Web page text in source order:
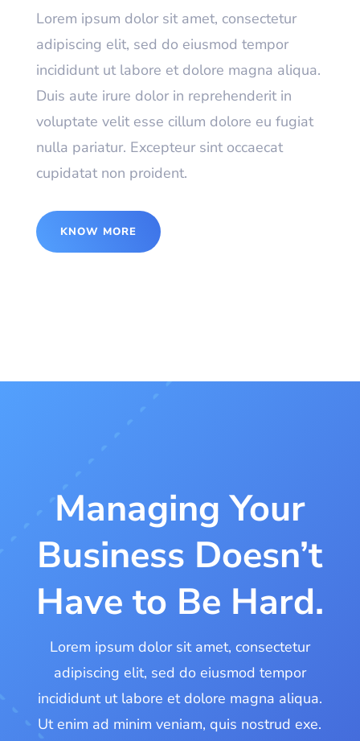
Lorem ipsum dolor sit amet, consectetur
adipiscing elit, sed do eiusmod tempor
incididunt ut labore et dolore magna aliqua.
Duis aute irure dolor in reprehenderit in
voluptate velit esse cillum dolore eu fugiat
nulla pariatur. Excepteur sint occaecat
cupidatat non proident.
KNOW MORE
Managing Your
Business Doesn’t
Have to Be Hard.
Lorem ipsum dolor sit amet, consectetur
adipiscing elit, sed do eiusmod tempor
incididunt ut labore et dolore magna aliqua.
Ut enim ad minim veniam, quis nostrud exe.